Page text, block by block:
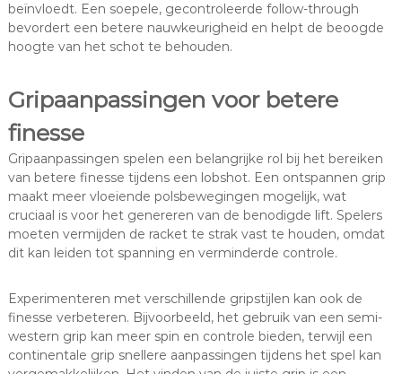
beïnvloedt. Een soepele, gecontroleerde follow-through
bevordert een betere nauwkeurigheid en helpt de beoogde
hoogte van het schot te behouden.
Gripaanpassingen voor betere
finesse
Gripaanpassingen spelen een belangrijke rol bij het bereiken
van betere finesse tijdens een lobshot. Een ontspannen grip
maakt meer vloeiende polsbewegingen mogelijk, wat
cruciaal is voor het genereren van de benodigde lift. Spelers
moeten vermijden de racket te strak vast te houden, omdat
dit kan leiden tot spanning en verminderde controle.
Experimenteren met verschillende gripstijlen kan ook de
finesse verbeteren. Bijvoorbeeld, het gebruik van een semi-
western grip kan meer spin en controle bieden, terwijl een
continentale grip snellere aanpassingen tijdens het spel kan